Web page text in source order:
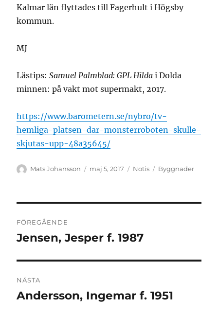
Kalmar län flyttades till Fagerhult i Högsby
kommun.
MJ
Lästips:Samuel Palmblad: GPL Hilda i Dolda
minnen: på vakt mot supermakt, 2017.
https://www.barometern.se/nybro/tv-
hemliga-platsen-dar-monsterroboten-skulle-
skjutas-upp-48a35645/
Författare
Mats Johansson
Publicerat
maj 5, 2017 Format
Notis Kategorier
Byggnader
FÖREGÅENDE
Föregående
Jensen, Jesper f. 1987
NÄSTA
Nästa
Andersson, Ingemar f. 1951